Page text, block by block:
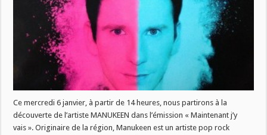
Ce mercredi 6 janvier, à partir de 14 heures, nous partirons à la
découverte de l’artiste MANUKEEN dans l’émission « Maintenant j’y
vais ». Originaire de la région, Manukeen est un artiste pop rock